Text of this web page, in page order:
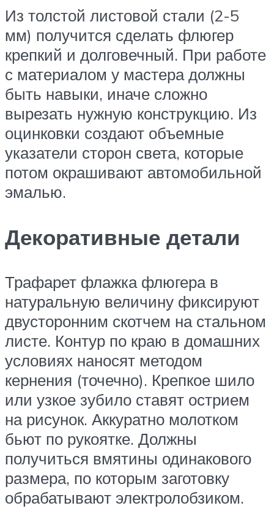
Из толстой листовой стали (2-5
мм) получится сделать флюгер
крепкий и долговечный. При работе
с материалом у мастера должны
быть навыки, иначе сложно
вырезать нужную конструкцию. Из
оцинковки создают объемные
указатели сторон света, которые
потом окрашивают автомобильной
эмалью.
Декоративные детали
Трафарет флажка флюгера в
натуральную величину фиксируют
двусторонним скотчем на стальном
листе. Контур по краю в домашних
условиях наносят методом
кернения (точечно). Крепкое шило
или узкое зубило ставят острием
на рисунок. Аккуратно молотком
бьют по рукоятке. Должны
получиться вмятины одинакового
размера, по которым заготовку
обрабатывают электролобзиком.